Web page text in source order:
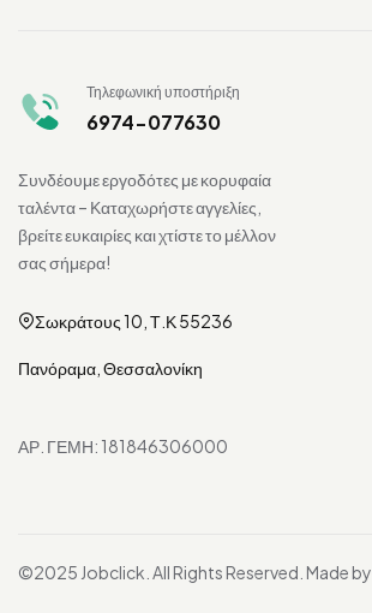
Τηλεφωνική υποστήριξη
6974-077630
Συνδέουμε εργοδότες με κορυφαία
ταλέντα – Καταχωρήστε αγγελίες,
βρείτε ευκαιρίες και χτίστε το μέλλον
σας σήμερα!
Σωκράτους 10, Τ.Κ 55236
Πανόραμα, Θεσσαλονίκη
ΑΡ. ΓΕΜΗ: 181846306000
©2025 Jobclick. All Rights Reserved. Made by